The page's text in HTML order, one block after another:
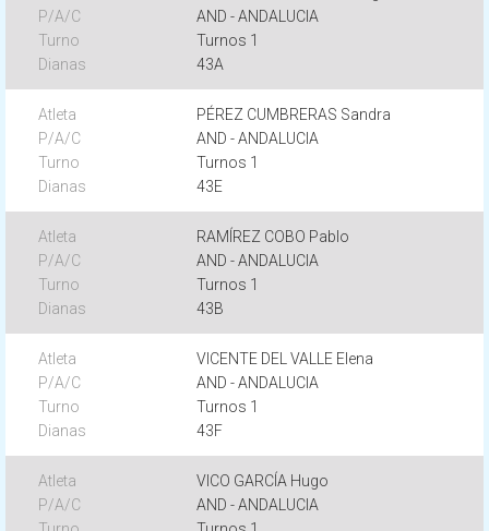
AND - ANDALUCIA
Turnos 1
43A
PÉREZ CUMBRERAS Sandra
AND - ANDALUCIA
Turnos 1
43E
RAMÍREZ COBO Pablo
AND - ANDALUCIA
Turnos 1
43B
VICENTE DEL VALLE Elena
AND - ANDALUCIA
Turnos 1
43F
VICO GARCÍA Hugo
AND - ANDALUCIA